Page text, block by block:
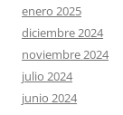
enero 2025
diciembre 2024
noviembre 2024
julio 2024
junio 2024